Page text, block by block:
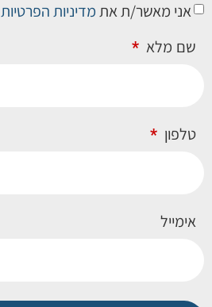
אני מאשר/ת אתמדיניות הפרטיות
שם מלא
טלפון
אימייל